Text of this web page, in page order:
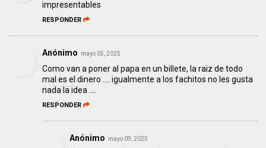
impresentables
RESPONDER
Anónimo mayo 05, 2025
Como van a poner al papa en un billete, la raiz de todo
mal es el dinero .... igualmente a los fachitos no les gusta
nada la idea ....
RESPONDER
Anónimo mayo 09, 2025